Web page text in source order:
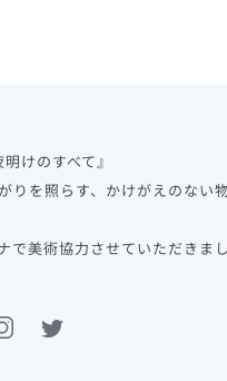
けのすべて』
りを照らす、かけがえのない物
で美術協力させていただきま